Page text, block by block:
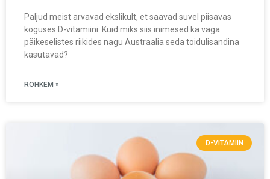
Paljud meist arvavad ekslikult, et saavad suvel piisavas
koguses D-vitamiini. Kuid miks siis inimesed ka väga
päikeselistes riikides nagu Austraalia seda toidulisandina
kasutavad?
ROHKEM »
D-VITAMIIN